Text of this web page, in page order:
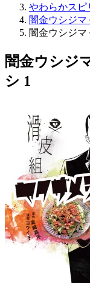
やわらかスピ
闇金ウシジマ
闇金ウシジマ
闇金ウシジ
シ 1